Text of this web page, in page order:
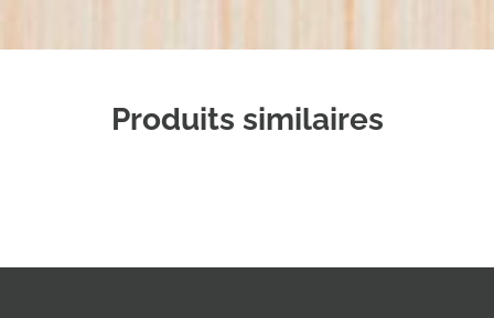
Produits similaires